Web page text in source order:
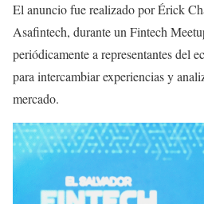
El anuncio fue realizado por Érick
Asafintech, durante un Fintech
periódicamente a representantes del
para intercambiar experiencias y
mercado.